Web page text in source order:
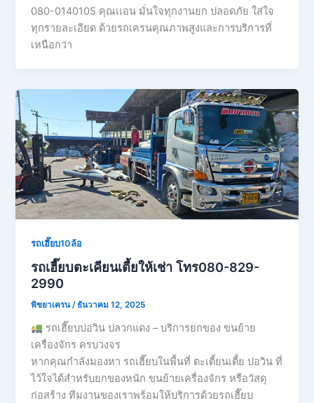
080-0140105 คุณเเอน มั่นใจทุกงานยก ปลอดภัย ใส่ใจ
ทุกรายละเอียด ด้วยรถเครนคุณภาพสูงและการบริการที่
เหนือกว่า
รถเฮี๊ยบ10ล้อ
รถเฮี๊ยบตะเคียนเตี้ยให้เช่า โทร080-829-
2990
พิชยาเครน/ ธันวาคม 12, 2025
รถเฮี๊ยบบ่อวิน ปลวกแดง – บริการยกของ ขนย้าย
เครื่องจักร ครบวงจร
หากคุณกำลังมองหา รถเฮี๊ยบในพื้นที่ ตะเตี้ยนเตี้ย บ่อวิน ที่
ไว้ใจได้สำหรับยกของหนัก ขนย้ายเครื่องจักร หรือวัสดุ
ก่อสร้าง ทีมงานของเราพร้อมให้บริการด้วยรถเฮี๊ยบ